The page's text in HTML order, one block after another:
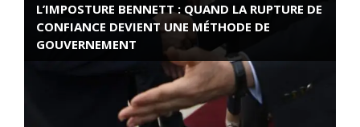
L’IMPOSTURE BENNETT : QUAND LA RUPTURE DE
CONFIANCE DEVIENT UNE MÉTHODE DE
GOUVERNEMENT
ROSE VALLAND, HEROÏNE DE LA RESISTANCE